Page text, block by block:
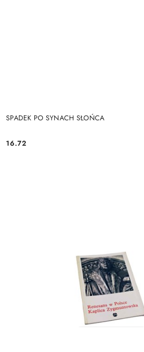
SPADEK PO SYNACH SŁOŃCA
Cena:
16.72